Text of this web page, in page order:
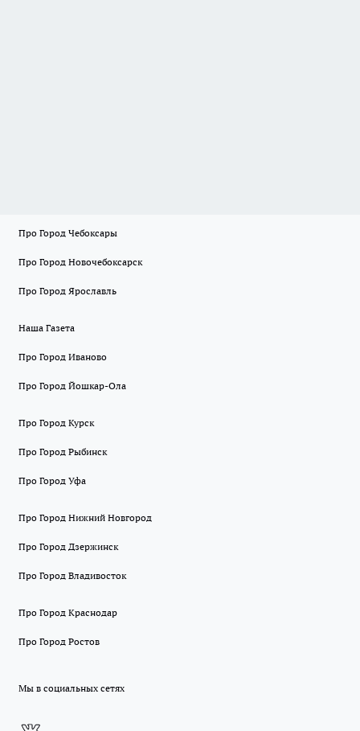
Про Город Чебоксары
Про Город Новочебоксарск
Про Город Ярославль
Наша Газета
Про Город Иваново
Про Город Йошкар-Ола
Про Город Курск
Про Город Рыбинск
Про Город Уфа
Про Город Нижний Новгород
Про Город Дзержинск
Про Город Владивосток
Про Город Краснодар
Про Город Ростов
Мы в социальных сетях